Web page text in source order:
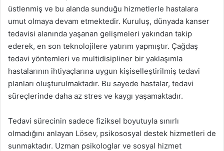
üstlenmiş ve bu alanda sunduğu hizmetlerle hastalara
umut olmaya devam etmektedir. Kuruluş, dünyada kanser
tedavisi alanında yaşanan gelişmeleri yakından takip
ederek, en son teknolojilere yatırım yapmıştır. Çağdaş
tedavi yöntemleri ve multidisipliner bir yaklaşımla
hastalarının ihtiyaçlarına uygun kişiselleştirilmiş tedavi
planları oluşturulmaktadır. Bu sayede hastalar, tedavi
süreçlerinde daha az stres ve kaygı yaşamaktadır.
Tedavi sürecinin sadece fiziksel boyutuyla sınırlı
olmadığını anlayan Lösev, psikososyal destek hizmetleri de
sunmaktadır. Uzman psikologlar ve sosyal hizmet